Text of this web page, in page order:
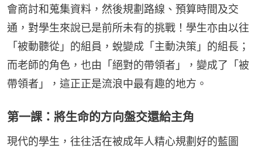
會商討和蒐集資料，然後規劃路線、預算時間及交
通，對學生來說已是前所未有的挑戰！學生亦由以往
「被動聽從」的組員，蛻變成「主動決策」的組長；
而老師的角色，也由「絕對的帶領者」，變成了「被
帶領者」，這正正是流浪中最有趣的地方。
第一課：將生命的方向盤交還給主角
現代的學生，往往活在被成年人精心規劃好的藍圖